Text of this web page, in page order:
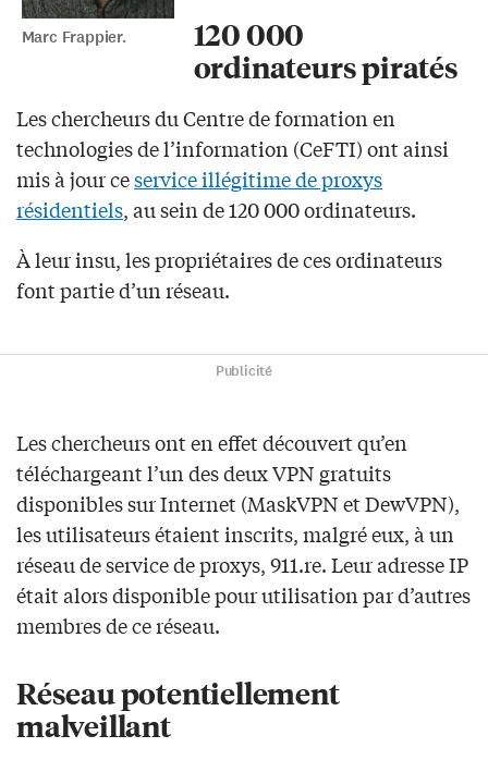
Marc Frappier.
120 000
ordinateurs piratés
Les chercheurs du Centre de formation en
technologies de l’information (CeFTI) ont ainsi
mis à jour ceservice illégitime de proxys
résidentiels, au sein de 120 000 ordinateurs.
À leur insu, les propriétaires de ces ordinateurs
font partie d’un réseau.
Publicité
Les chercheurs ont en effet découvert qu’en
téléchargeant l’un des deux VPN gratuits
disponibles sur Internet (MaskVPN et DewVPN),
les utilisateurs étaient inscrits, malgré eux, à un
réseau de service de proxys, 911.re. Leur adresse IP
était alors disponible pour utilisation par d’autres
membres de ce réseau.
Réseau potentiellement
malveillant